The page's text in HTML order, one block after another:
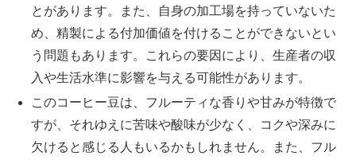
とがあります。また、自身の加工場を持っていないた
め、精製による付加価値を付けることができないとい
う問題もあります。これらの要因により、生産者の収
入や生活水準に影響を与える可能性があります。
このコーヒー豆は、フルーティな香りや甘みが特徴で
すが、それゆえに苦味や酸味が少なく、コクや深みに
欠けると感じる人もいるかもしれません。また、フル